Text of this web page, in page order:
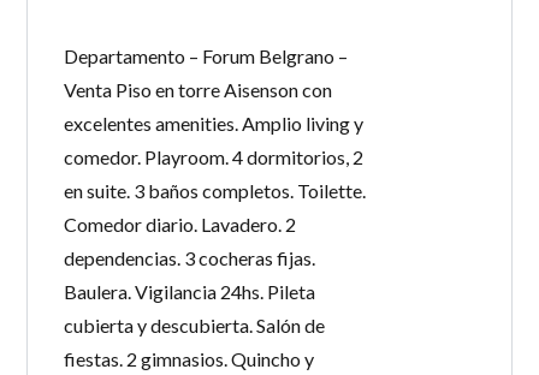
Departamento – Forum Belgrano –
Venta Piso en torre Aisenson con
excelentes amenities. Amplio living y
comedor. Playroom. 4 dormitorios, 2
en suite. 3 baños completos. Toilette.
Comedor diario. Lavadero. 2
dependencias. 3 cocheras fijas.
Baulera. Vigilancia 24hs. Pileta
cubierta y descubierta. Salón de
fiestas. 2 gimnasios. Quincho y